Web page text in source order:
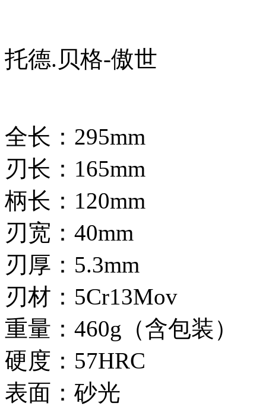
托德.贝格-傲世
全长：295mm
刃长：165mm
柄长：120mm
刃宽：40mm
刃厚：5.3mm
刃材：5Cr13Mov
重量：460g（含包装）
硬度：57HRC
表面：砂光